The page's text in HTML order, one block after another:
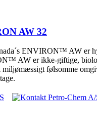
AW 32
ENVIRON™ AW er
AW er ikke-giftige,
miljømæssigt følsomme